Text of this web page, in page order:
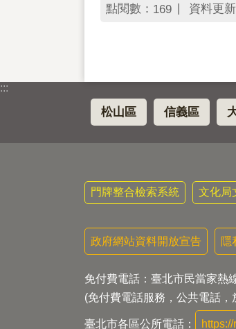
點閱數： 169 資料更
:::
松山區 信義區
門牌整合檢索系統 文化局
政府網站資料開放宣告 隱
免付費電話：臺北市民當家熱
(免付費電話服務，公共電話
臺北市各區公所電話：